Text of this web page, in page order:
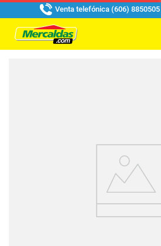
Venta telefónica (606) 8850505